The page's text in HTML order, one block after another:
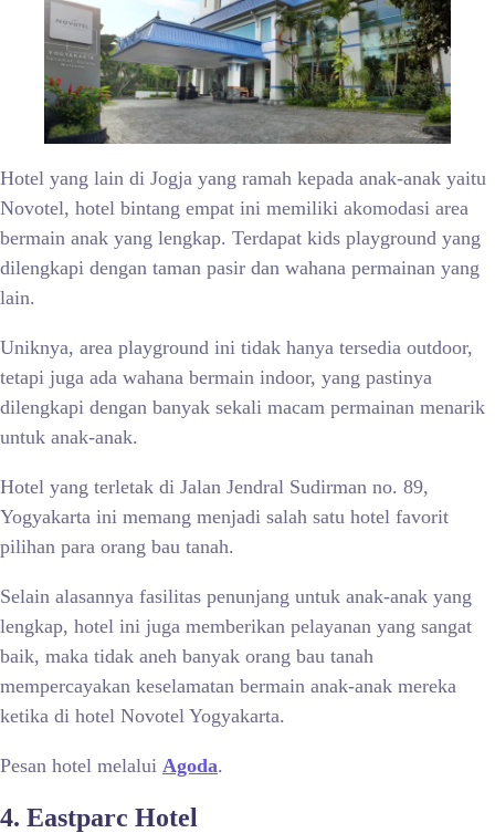
Hotel yang lain di Jogja yang ramah kepada anak-anak yaitu
Novotel, hotel bintang empat ini memiliki akomodasi area
bermain anak yang lengkap. Terdapat kids playground yang
dilengkapi dengan taman pasir dan wahana permainan yang
lain.
Uniknya, area playground ini tidak hanya tersedia outdoor,
tetapi juga ada wahana bermain indoor, yang pastinya
dilengkapi dengan banyak sekali macam permainan menarik
untuk anak-anak.
Hotel yang terletak di Jalan Jendral Sudirman no. 89,
Yogyakarta ini memang menjadi salah satu hotel favorit
pilihan para orang bau tanah.
Selain alasannya fasilitas penunjang untuk anak-anak yang
lengkap, hotel ini juga memberikan pelayanan yang sangat
baik, maka tidak aneh banyak orang bau tanah
mempercayakan keselamatan bermain anak-anak mereka
ketika di hotel Novotel Yogyakarta.
Pesan hotel melalui Agoda.
4. Eastparc Hotel